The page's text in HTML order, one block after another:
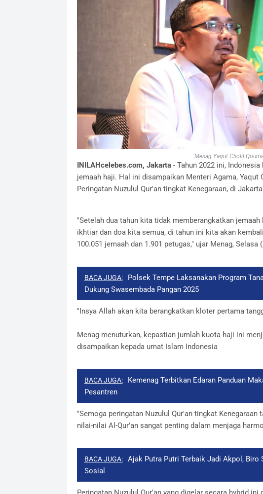
Menag Yaqut Cholil
INILAHcelebes.com, Jakarta- Tahun 2022 ini, Indonesia
jemaah haji. Hal ini disampaikan Menteri Agama, Yaqut
Peringatan Nuzulul Qur'an tingkat Kenegaraan, di
"Setelah dua tahun kita tidak memberangkatkan
ikhtiar dan doa kita semua, di tahun ini kita akan
100.051 jemaah dan 1.901 petugas," ujar Menag, Selasa
BACA JUGA:
Polsek Tempe Laksanakan Program
Dukung Swasembada Pangan 2025
"Insya Allah akan kita berangkatkan kloter pertama
Menag menuturkan, kepastian jumlah kuota haji ini
disampaikan kepada umat Islam Indonesia
BACA JUGA:
Kemenag Terbitkan Edaran Panduan
Pesantren
"Semoga peringatan Nuzulul Qur'an tingkat
nilai-nilai Al-Qur'an sangat penting dalam menjaga
BACA JUGA:
Ajak Putra Putri Terbaik Jadi Akpol, Biro
Sosial